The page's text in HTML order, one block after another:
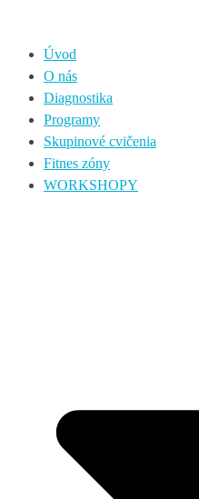
Úvod
O nás
Diagnostika
Programy
Skupinové cvičenia
Fitnes zóny
WORKSHOPY